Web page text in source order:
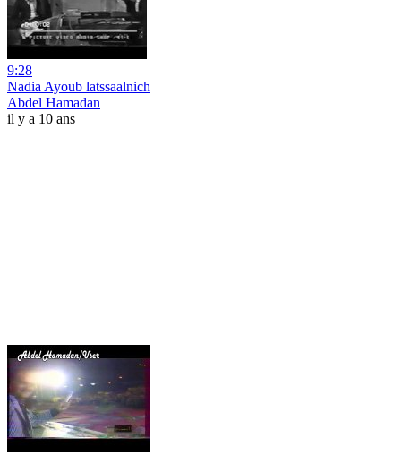
9:28
Nadia Ayoub latssaalnich
Abdel Hamadan
il y a 10 ans